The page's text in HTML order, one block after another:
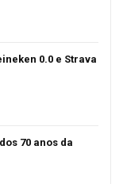
0.0 e Strava
70 anos da